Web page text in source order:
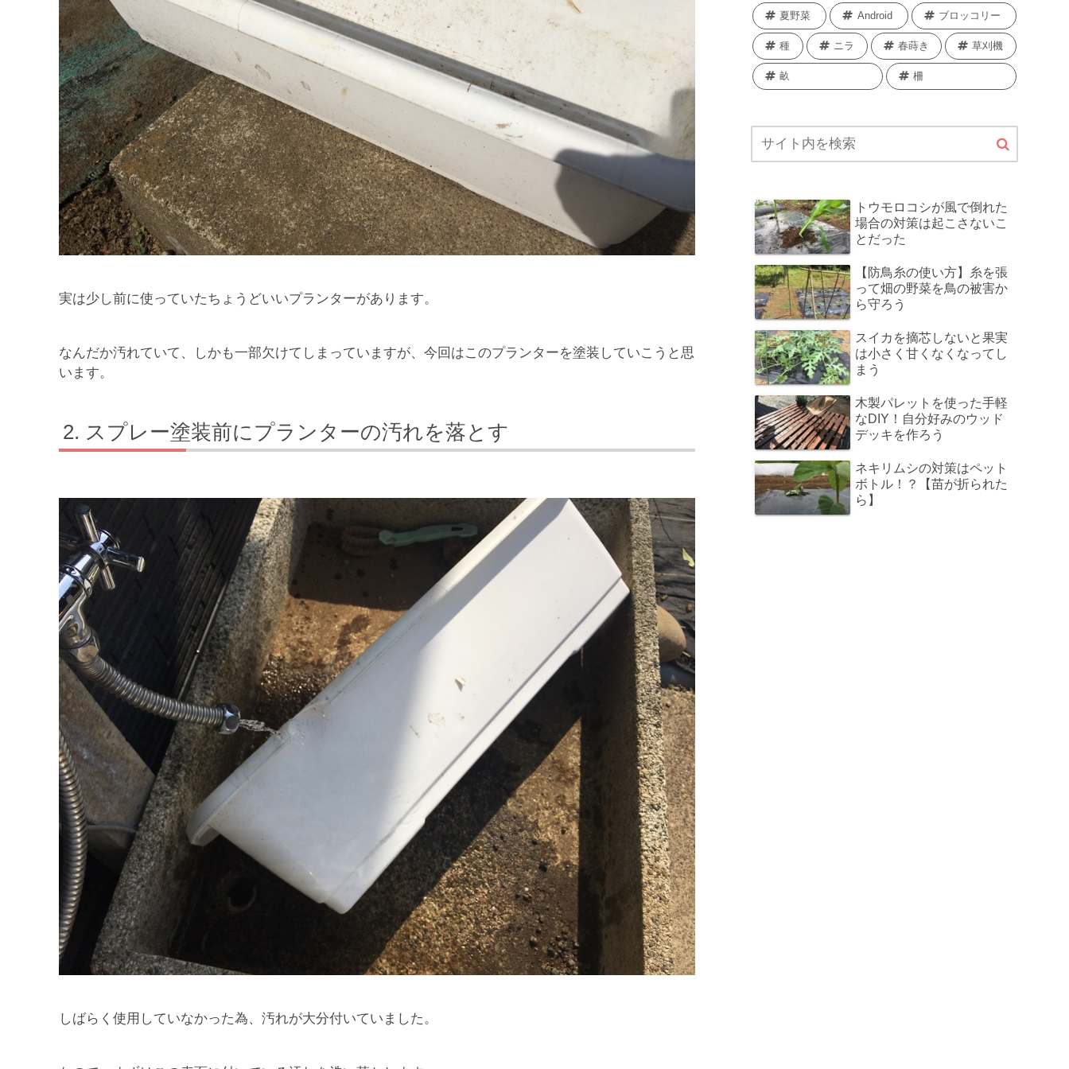
実は少し前に使っていたちょうどいいプランターがあります。
なんだか汚れていて、しかも一部欠けてしまっていますが、今回はこのプランターを塗装していこうと思
います。
スプレー塗装前にプランターの汚れを落とす
しばらく使用していなかった為、汚れが大分付いていました。
夏野菜 Android ブロッコリー
種 ニラ 春蒔き 草刈機
畝 柵
トウモロコシが風で倒れた
場合の対策は起こさないこ
とだった
【防鳥糸の使い方】糸を張
って畑の野菜を鳥の被害か
ら守ろう
スイカを摘芯しないと果実
は小さく甘くなくなってし
まう
木製パレットを使った手軽
なDIY！自分好みのウッド
デッキを作ろう
ネキリムシの対策はペット
ボトル！？【苗が折られた
ら】